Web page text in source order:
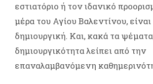
εστιατόριο ή τον ιδανικό
μέρα του Αγίου Βαλεντίνου,
δημιουργική. Και, κακά τα
δημιουργικότητα λείπει από την
επαναλαμβανόμενη